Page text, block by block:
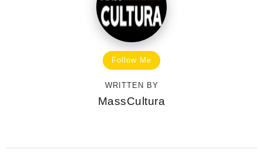
Follow Me
WRITTEN BY
MassCultura